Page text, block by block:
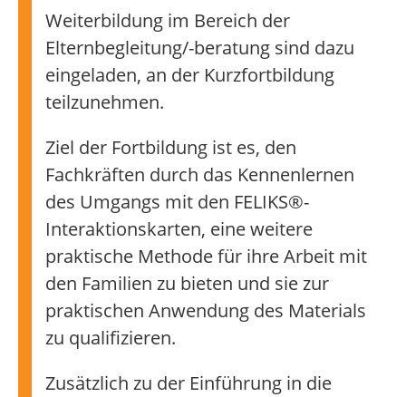
Weiterbildung im Bereich der
Elternbegleitung/-beratung sind dazu
eingeladen, an der Kurzfortbildung
teilzunehmen.
Ziel der Fortbildung ist es, den
Fachkräften durch das Kennenlernen
des Umgangs mit den FELIKS®-
Interaktionskarten, eine weitere
praktische Methode für ihre Arbeit mit
den Familien zu bieten und sie zur
praktischen Anwendung des Materials
zu qualifizieren.
Zusätzlich zu der Einführung in die